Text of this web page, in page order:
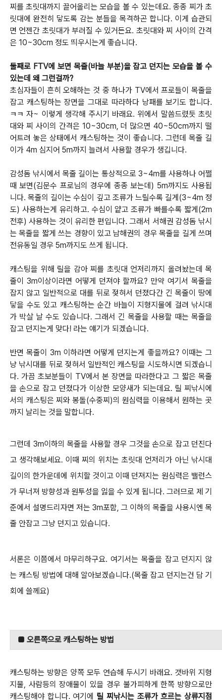
찌를 초릿대까지 끌어올리는 모습을 볼 수 있는데요.종종 찌가 초
릿대에 완전히 닿도록 감는 분들을 목격하곤 합니다. 이게 습관되
면 언젠간 초릿대가 부러질 수 있거든요. 초릿대와 찌 사이의 간격
은 10~30cm 정도 띄우시는게 좋습니다.
둘째로 FTV에 보면 목줄(바늘 부분)을 잡고 던지는 모습을 볼 수
있는데 왜 그런걸까?
초심자들이 흔히 오해하는 것 중 하나가 TV에서 프로들이 목줄을
잡고 캐스팅하는 장면을 그대로 따라하다 낭패를 보기도 합니다.
ㅋㅋ자~ 이렇게 생각해 주시기 바래요. 위에서 말씀드렸듯 초릿
대와 찌 사이의 간격은 10~30cm, 더 많으면 40~50cm까지 떨
어트려 놓은 상태에서 캐스팅하는 것이 좋습니다. 그런데 목줄 길
이가 4m 심지어 5m까지 늘려서 사용할 경우가 생깁니다.
감성돔 낚시에서 목줄 길이는 통상적으로 3~4m를 사용하나 어쩔
때 보면(김문수 프로님의 경우에 종종 보는데) 5m까지도 사용됩
니다.목줄의 길이는 수심이 깊고 조류가 느릴수록 길게(3~4m 정
도) 사용하는게 유리하고. 수심이 얕고 조류가 빠를수록 짧게(2m
전후) 사용하는 것이 유리한 편입니다. 그래서 서해권 감성돔 낚시
는 목줄을 짧게 쓰는 경향이 있고 남해권의 경우 목줄을 길게 쓰며
전유동일 경우 5m까지도 쓰게 됩니다.
캐스팅을 위해 릴을 감아 찌를 초릿대 언저리까지 올려놨는데 목
줄이 3m이상이라면 어떻게 던져야 할까요? 만약 여기서 목줄을
잡지 않고 일반적으로 대를 뒤로 젖혀서 던졌다간 긴 목줄이 땅에
닿을 수도 있고 캐스팅하는 순간 바늘이 지형지물에 걸려 낚시대
가 박살 날 수도 있습니다. 그래서 긴 목줄을 사용할 때는 목줄을
잡고 던지는게 맞다! 라는 얘기가 되겠습니다.
반면 목줄이 3m 이하라면 어떻게 던지는게 좋을까요? 이때는 그
냥 낚시대를 뒤로 젖혀서 일반적인 캐스팅을 시도하시면 되겠습니
다.가끔 초보분들이 TV에서 본 장면을 따라한다고 그 짧은 목줄
을 손으로 잡고 던졌다가 이상한 모양새가 되는데요. 릴 찌낚시에
서의 캐스팅은 찌와 봉돌(수중찌)의 원심력을 이용해서 원하는 곳
까지 날리는 것을 말합니다.
그런데 3m이하의 목줄을 사용할 경우 그것을 손으로 잡고 던진다
고 생각해보세요. 이때 찌의 위치는 초릿대 언저리가 아닌 낚시대
길이의 한가운데에 위치 할 것이고 이때 던져지는 원심력은 밸런스
가 무너져 방향성과 원투성을 잃을 수 있게 됩니다. 그러므로 제 기
준에서 설명드리자면 저는 3m포함, 그 이하의 목줄을 사용시엔 목
줄 안잡고 그냥 던지고 있습니다.
서론은 이쯤에서 마무리하구요. 여기서는 목줄을 잡고 던지지 않
는 캐스팅 방법에 대해 알아보겠습니다.(목줄 잡고 던지는건 담 기
회에 쓸께요)
■ 오른쪽으로 캐스팅하는 방법
캐스팅하는 방향은 양쪽 모두 연습해 두시기 바래요. 갯바위 지형
지물, 사람등의 장애물이 있을 경우 불가피하게 한쪽 방향으로만
캐스팅해야 합니다.여기에 릴 찌낚시는 조류가 흐르는 상류지점